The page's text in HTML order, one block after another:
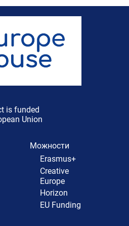
is funded
Union
Можности
Erasmus+
Creative
Europe
Horizon
EU Funding